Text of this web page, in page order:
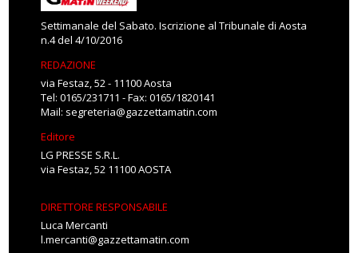
Settimanale del Sabato. Iscrizione al Tribunale di Aosta
n.4 del 4/10/2016
REDAZIONE
via Festaz, 52 - 11100 Aosta
Tel: 0165/231711 - Fax: 0165/1820141
Mail: segreteria@gazzettamatin.com
Editore
LG PRESSE S.R.L.
via Festaz, 52 11100 AOSTA
DIRETTORE RESPONSABILE
Luca Mercanti
l.mercanti@gazzettamatin.com